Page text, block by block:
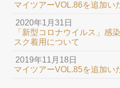
マイツアーVOL.86を追加い
2020年1月31日
「新型コロナウイルス」感
スク着用について
2019年11月18日
マイツアーVOL.85を追加い